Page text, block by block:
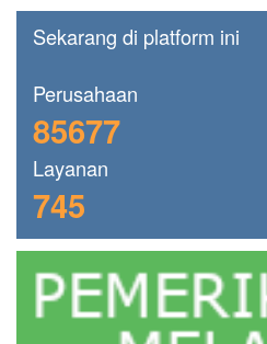
Sekarang di platform ini
Perusahaan
85677
Layanan
745